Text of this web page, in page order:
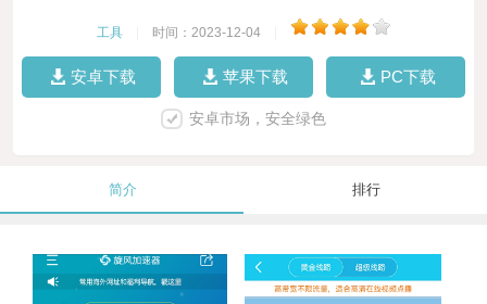
工具 时间：2023-12-04
安卓下载 苹果下载 PC下载
安卓市场，安全绿色
简介 排行